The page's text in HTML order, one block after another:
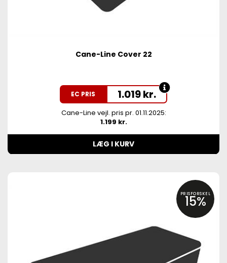
Cane-Line Cover 22
EC PRIS 1.019kr.
Cane-Line vejl. pris pr. 01.11.2025:
1.199 kr.
LÆG I KURV
PRISFORSKEL
15%